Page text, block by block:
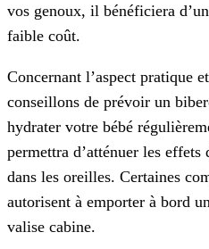
vos genoux, il bénéficiera
faible coût.
Concernant l’aspect pratique
conseillons de prévoir un
hydrater votre bébé
permettra d’atténuer les effets
dans les oreilles. Certaines
autorisent à emporter à bord
valise cabine.